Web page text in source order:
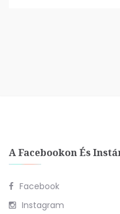
A Facebookon És
Facebook
Instagram